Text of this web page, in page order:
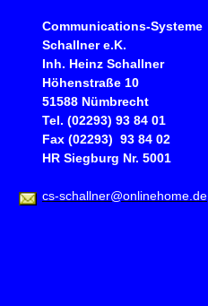
Communications-Systeme
Schallner e.K.
Inh. Heinz Schallner
Höhenstraße 10
51588 Nümbrecht
Tel. (02293) 93 84 01
Fax (02293) 93 84 02
HR Siegburg Nr. 5001
cs-schallner@onlinehome.de